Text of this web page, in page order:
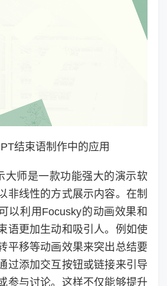
结束语制作中的应用
大师是一款功能强大的演示软
非线性的方式展示内容。在制
以利用Focusky的动画效果和
语更加生动和吸引人。例如使
平移等动画效果来突出总结要
过添加交互按钮或链接来引导
参与讨论。这样不仅能够提升